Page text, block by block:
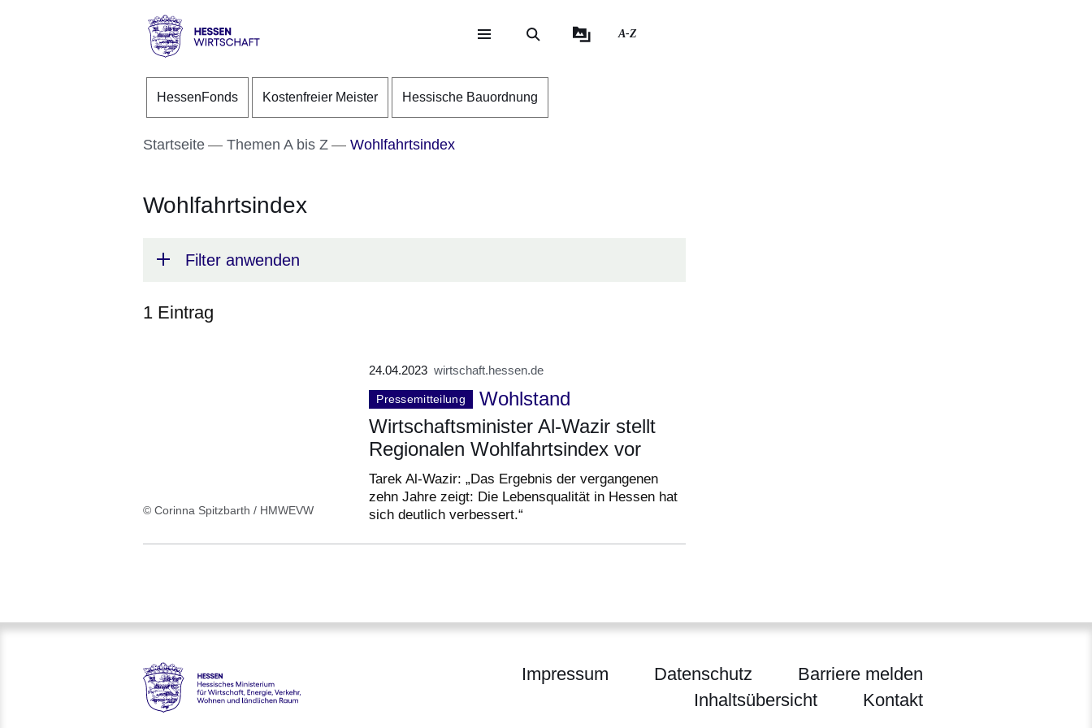
Direkt zum Kopf der Seite
Direkt zum Inhalt
Direkt zum Fuß der Seite
Wirtschaft
A-Z
HessenFonds Kostenfreier Meister Hessische Bauordnung
Startseite Themen A bis Z Wohlfahrtsindex
Wohlfahrtsindex
Filter anwenden
1 Eintrag
© Corinna Spitzbarth / HMWEVW
24.04.2023 wirtschaft.hessen.de
Pressemitteilung
Wohlstand
Wirtschaftsminister Al-Wazir stellt
Regionalen Wohlfahrtsindex vor
Tarek Al-Wazir: „Das Ergebnis der vergangenen
zehn Jahre zeigt: Die Lebensqualität in Hessen hat
sich deutlich verbessert.“
Hessen - Hessisches Ministerium für Wirtschaft, Energie, Verkehr, Wohnen und ländlichen Raum
Impressum Datenschutz
Barriere melden
Inhaltsübersicht
Kontakt